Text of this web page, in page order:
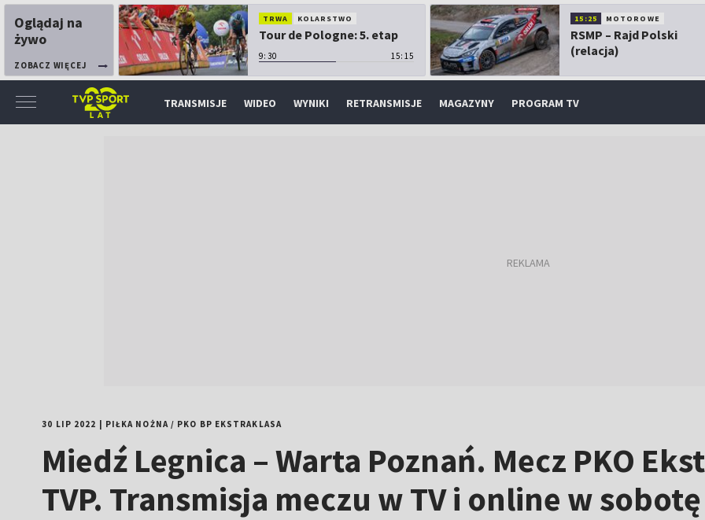
Oglądaj na
żywo
ZOBACZ WIĘCEJ
TRWA KOLARSTWO
Tour de Pologne: 5. etap
9:30 15:15
15:25 MOTOROWE
RSMP – Rajd Polski
(relacja)
TRANSMISJE WIDEO WYNIKI RETRANSMISJE MAGAZYNY PROGRAM TV
30 LIP 2022 PIŁKA NOŻNA/ PKO BP EKSTRAKLASA
Miedź Legnica – Warta Poznań. Mecz PKO
TVP. Transmisja meczu w TV i online w